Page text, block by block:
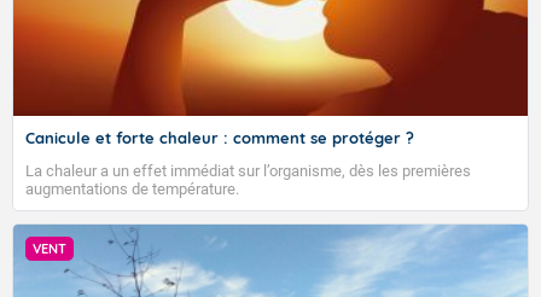
Canicule et forte chaleur : comment se protéger ?
La chaleur a un effet immédiat sur l’organisme, dès les premières
augmentations de température.
VENT